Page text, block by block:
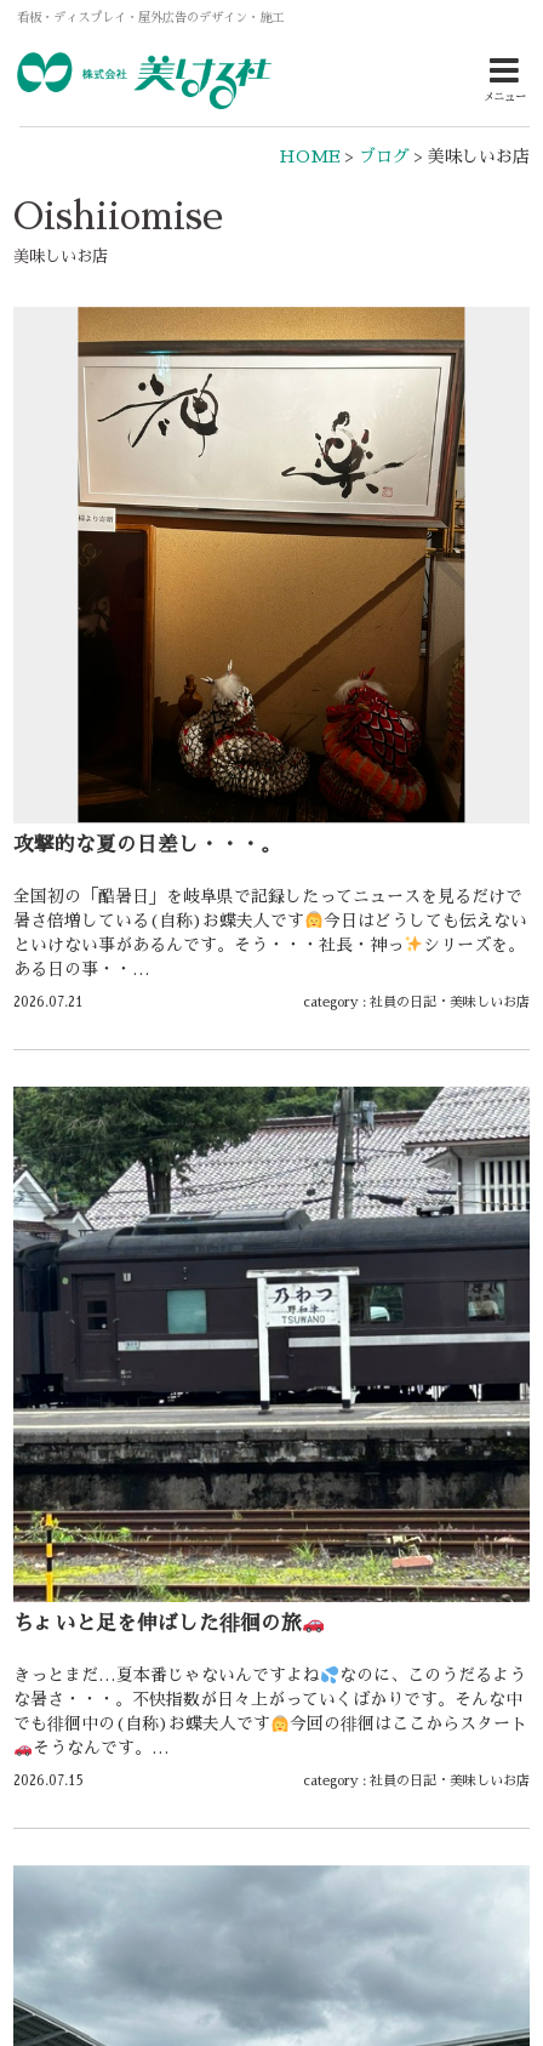
看板・ディスプレイ・屋外広告のデザイン・施工
メニュー
HOME> ブログ> 美味しいお店
Oishiiomise
美味しいお店
攻撃的な夏の日差し・・・。
全国初の「酷暑日」を岐阜県で記録したってニュースを見るだけで
暑さ倍増している(自称)お蝶夫人です
今日はどうしても伝えない
といけない事があるんです。そう・・・社長・神っ
シリーズを。
ある日の事・・…
2026.07.21 category : 社員の日記・ 美味しいお店
ちょいと足を伸ばした徘徊の旅
きっとまだ…夏本番じゃないんですよね
なのに、このうだるよう
な暑さ・・・。不快指数が日々上がっていくばかりです。そんな中
でも徘徊中の(自称)お蝶夫人です
今回の徘徊はここからスタート
そうなんです。…
2026.07.15 category : 社員の日記・ 美味しいお店